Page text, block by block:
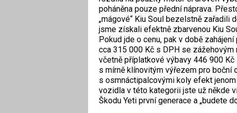
poháněna pouze přední náprava.
„mágové“ Kiu Soul bezelstně zařadili
jsme získali efektně zbarvenou Kiu
Pokud jde o cenu, pak v době
cca 315 000 Kč s DPH se
včetně příplatkové výbavy 446 900
s mírně klínovitým výřezem pro boční
s osmnáctipalcovými koly efekt
vozidla v této kategorii jste už někde
Škodu Yeti první generace a „budete